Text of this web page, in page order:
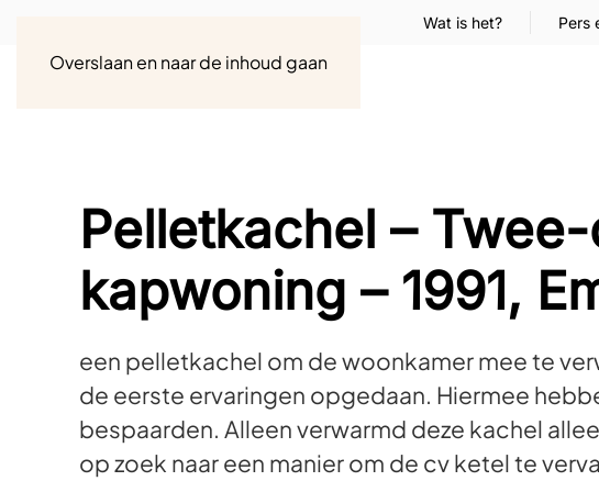
Overslaan en naar de inhoud gaan
Wat is het? Pers
Pelletkachel –
kapwoning – 1991,
een pelletkachel om de woonkamer mee te
de eerste ervaringen opgedaan. Hiermee
bespaarden. Alleen verwarmd deze kachel
op zoek naar een manier om de cv ketel te